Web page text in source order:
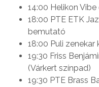
14:00 Helikon
18:00 PTE ETK
bemutató
18:00 Puli
19:30 Friss
(Várkert színpad)
19:30 PTE Brass